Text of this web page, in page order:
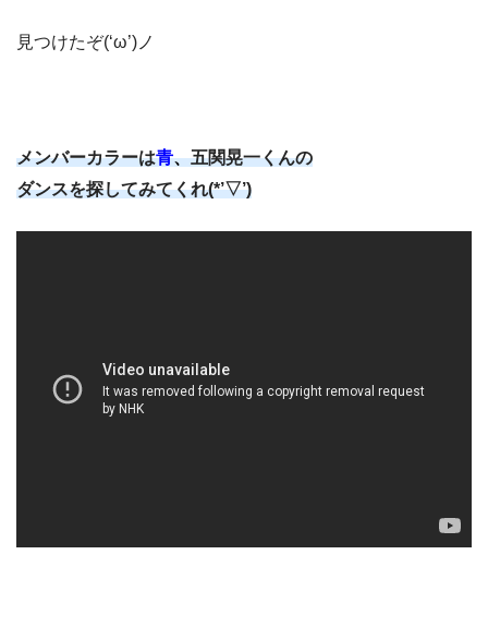
見つけたぞ(‘ω’)ノ
メンバーカラーは青、五関晃一くんの
ダンスを探してみてくれ(*’▽’)